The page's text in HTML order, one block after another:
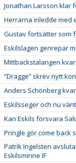
Jonathan Larsson klar
Herrarna inledde med
Gustav fortsätter som
Eskilslagen genrepar
Mittbackstalangen
”Dragge” skrev nytt
Anders Schönberg
Eskilsseger och nu
Kan Eskils försvara
Pringle gör come back
Patrik Ingelsten
Eskilsminne IF